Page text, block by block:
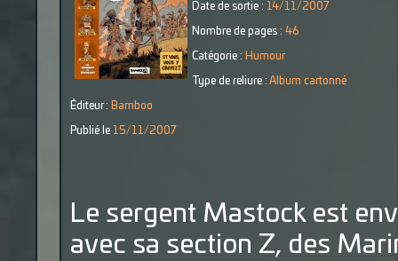
Date de sortie : 14/11/2007
Nombre de pages : 46
Catégorie : Humour
Type de reliure : Album cartonné
Éditeur : Bamboo
Publié le 15/11/2007
Le sergent Mastock est
avec sa section Z, des